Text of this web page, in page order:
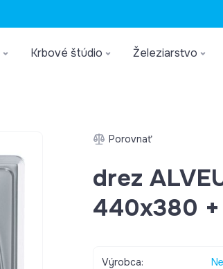
Krbové štúdio Železiarstvo
Porovnať
drez
440x380
Výrobca: